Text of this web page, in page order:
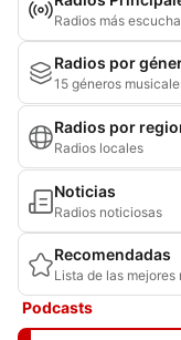
Radios más
Radios por
15 géneros
Radios por
Radios locales
Noticias
Radios noticiosas
Recomendadas
Lista de las mejores
Podcasts